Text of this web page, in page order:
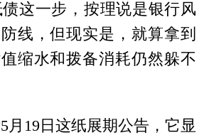
这一步，按理说是银行风
线，但现实是，就算拿到
缩水和拨备消耗仍然躲不
月19日这纸展期公告，它显